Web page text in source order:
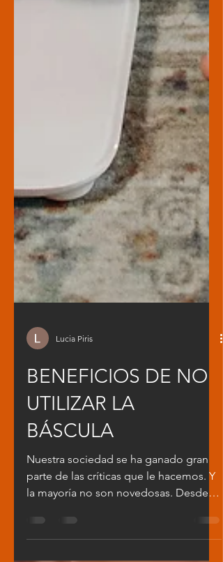
Lucia Piris
BENEFICIOS DE NO
BÁSCULA
Nuestra sociedad se ha ganado gran
parte de las críticas que le hacemos. Y
la mayoría no son novedosas. Desde